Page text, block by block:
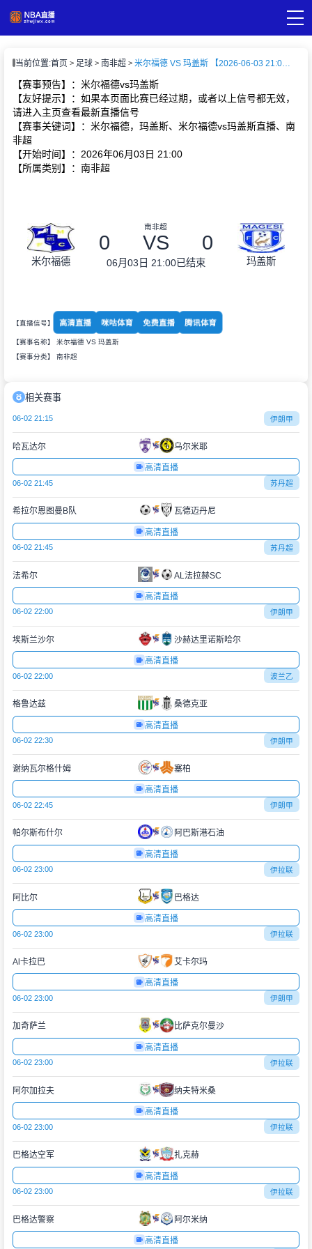
播
闻
当前位置:首页 足球 南非超 米尔福德 VS 玛盖斯 【2026-06-03 21:00:00】
【赛事预告】：米尔福德vs玛盖斯
【友好提示】：如果本页面比赛已经过期，或者以上信号都无效，
请进入主页查看最新直播信号
【赛事关键词】：米尔福德，玛盖斯、米尔福德vs玛盖斯直播、南
非超
【开始时间】：2026年06月03日 21:00
【所属类别】：南非超
米尔福德
南非超
0 VS 0
06月03日 21:00已结束 玛盖斯
【直播信号】 高清直播 咪咕体育 免费直播 腾讯体育
【赛事名称】 米尔福德 VS 玛盖斯
【赛事分类】 南非超
相关赛事
06-02 21:15 伊朗甲
哈瓦达尔 乌尔米耶
高清直播
06-02 21:45 苏丹超
希拉尔恩图曼B队 瓦德迈丹尼
高清直播
06-02 21:45 苏丹超
法希尔 AL法拉赫SC
高清直播
06-02 22:00 伊朗甲
埃斯兰沙尔 沙赫达里诺斯哈尔
高清直播
06-02 22:00 波兰乙
格鲁达兹 桑德克亚
高清直播
06-02 22:30 伊朗甲
谢纳瓦尔格什姆 塞柏
高清直播
06-02 22:45 伊朗甲
帕尔斯布什尔 阿巴斯港石油
高清直播
06-02 23:00 伊拉联
阿比尔 巴格达
高清直播
06-02 23:00 伊拉联
Al卡拉巴 艾卡尔玛
高清直播
06-02 23:00 伊朗甲
加奇萨兰 比萨克尔曼沙
高清直播
06-02 23:00 伊拉联
阿尔加拉夫 纳夫特米桑
高清直播
06-02 23:00 伊拉联
巴格达空军 扎克赫
高清直播
06-02 23:00 伊拉联
巴格达警察 阿尔米纳
高清直播